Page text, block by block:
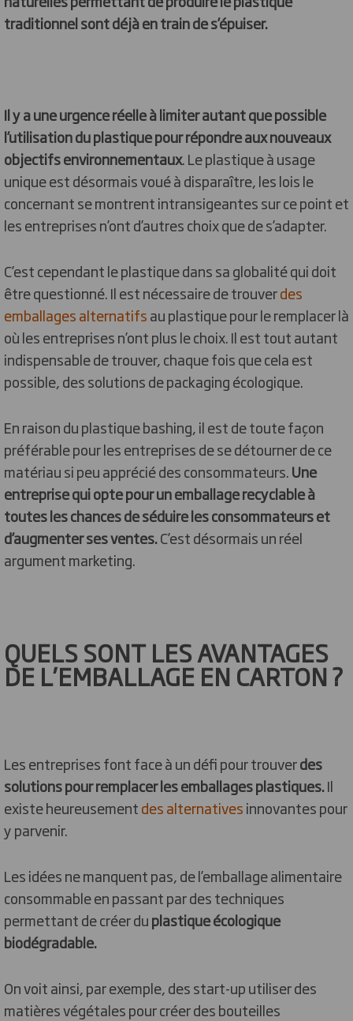
traditionnel sont déjà en train de s’épuiser.
Il y a une urgence réelle à limiter autant que possible
l’utilisation du plastique pour répondre aux nouveaux
objectifs environnementaux. Le plastique à usage
unique est désormais voué à disparaître, les lois le
concernant se montrent intransigeantes sur ce point et
les entreprises n’ont d’autres choix que de s’adapter.
C’est cependant le plastique dans sa globalité qui doit
être questionné. Il est nécessaire de trouverdes
emballages alternatifsau plastique pour le remplacer là
où les entreprises n’ont plus le choix. Il est tout autant
indispensable de trouver, chaque fois que cela est
possible, des solutions de packaging écologique.
En raison du plastique bashing, il est de toute façon
préférable pour les entreprises de se détourner de ce
matériau si peu apprécié des consommateurs.Une
entreprise qui opte pour un emballage recyclable à
toutes les chances de séduire les consommateurs et
d’augmenter ses ventes.C’est désormais un réel
argument marketing.
QUELS SONT LES AVANTAGES
DE L’EMBALLAGE EN CARTON ?
Les entreprises font face à un défi pour trouverdes
solutions pour remplacer les emballages plastiques.Il
existe heureusementdes alternativesinnovantes pour
y parvenir.
Les idées ne manquent pas, de l’emballage alimentaire
consommable en passant par des techniques
permettant de créer duplastique écologique
biodégradable.
On voit ainsi, par exemple, des start-up utiliser des
matières végétales pour créer des bouteilles